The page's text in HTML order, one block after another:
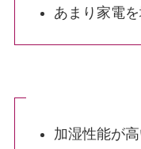
あまり家電
加湿性能が